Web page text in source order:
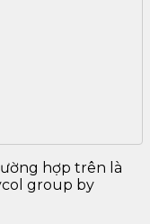
hợp trên là
group by